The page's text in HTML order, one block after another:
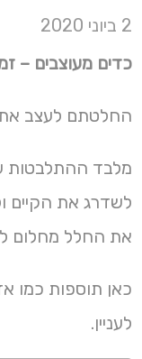
2 ביוני 2020
כדים מעוצבים – זמן
החלטתם לעצב את
מלבד ההתלבטות
לשדרג את הקיים
את החלל מחלום
כאן תוספות כמו
לעניין.